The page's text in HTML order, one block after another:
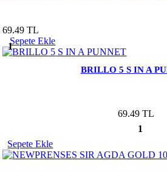
69.49 TL
1
Sepete Ekle
BRILLO 5 S IN A
69.49 TL
1
Sepete Ekle